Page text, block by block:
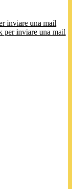
inviare una mail
per inviare una mail